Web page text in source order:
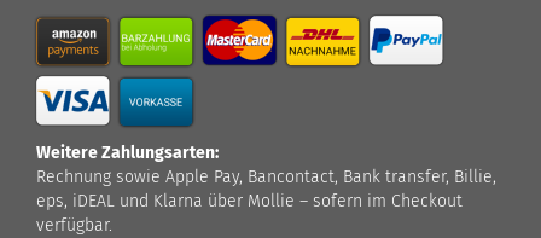
Weitere Zahlungsarten:
Rechnung sowie Apple Pay, Bancontact, Bank transfer, Billie,
eps, iDEAL und Klarna über Mollie – sofern im Checkout
verfügbar.